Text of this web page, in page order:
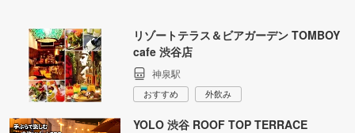
リゾートテラス＆ビアガーデン TOMBOY
cafe 渋谷店
神泉駅
おすすめ 外飲み
YOLO 渋谷 ROOF TOP TERRACE